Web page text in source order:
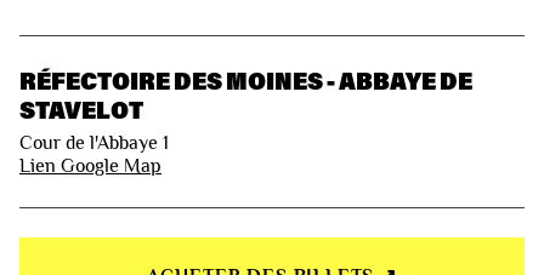
RÉFECTOIRE DES MOINES - ABBAYE DE
STAVELOT
Cour de l'Abbaye 1
Lien Google Map